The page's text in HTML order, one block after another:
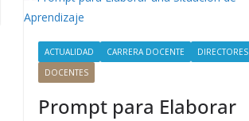
i
ACTUALIDAD CARRERA DOCENTE
DIRECTORES
DOCENTES
Prompt para Elaborar